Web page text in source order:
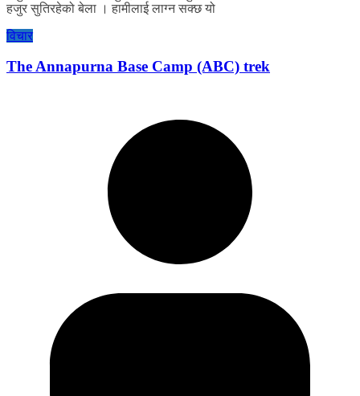
हजुर सुतिरहेको बेला । हामीलाई लाग्न सक्छ यो
विचार
The Annapurna Base Camp (ABC) trek